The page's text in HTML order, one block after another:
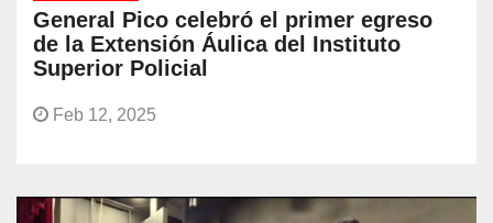
General Pico celebró el primer egreso
de la Extensión Áulica del Instituto
Superior Policial
Feb 12, 2025